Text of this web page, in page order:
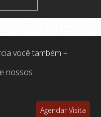
você também –
nossos
Agendar Visita